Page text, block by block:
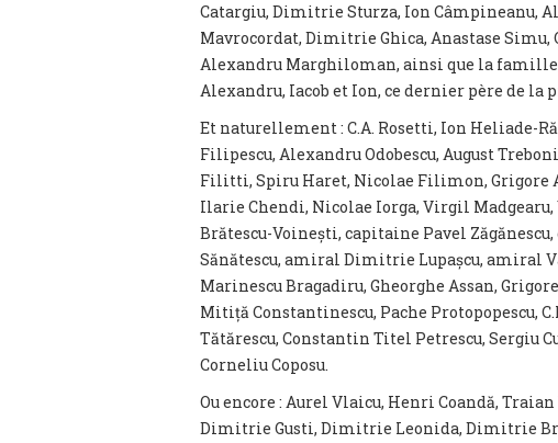
Catargiu, Dimitrie Sturza, Ion Câmpineanu,
Mavrocordat, Dimitrie Ghica, Anastase
Alexandru Marghiloman, ainsi que la
Alexandru, Iacob et Ion, ce dernier père de la
Et naturellement : C.A. Rosetti, Ion Heliade-
Filipescu, Alexandru Odobescu, August
Filitti, Spiru Haret, Nicolae Filimon, Grigore
Ilarie Chendi, Nicolae Iorga, Virgil
Brătescu-Voinești, capitaine Pavel
Sănătescu, amiral Dimitrie Lupașcu, amiral
Marinescu Bragadiru, Gheorghe Assan,
Mitiță Constantinescu, Pache Protopopescu,
Tătărescu, Constantin Titel Petrescu, Sergiu
Corneliu Coposu.
Ou encore : Aurel Vlaicu, Henri Coandă,
Dimitrie Gusti, Dimitrie Leonida, Dimitrie